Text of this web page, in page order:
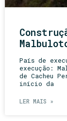
País de
execução:
de Cacheu
início da
LER MAIS »